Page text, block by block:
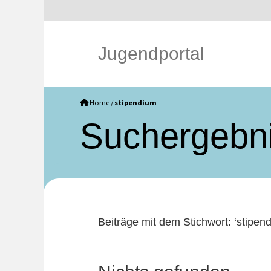
Jugendportal
Home / stipendium
Beiträge mit dem Stichwort: